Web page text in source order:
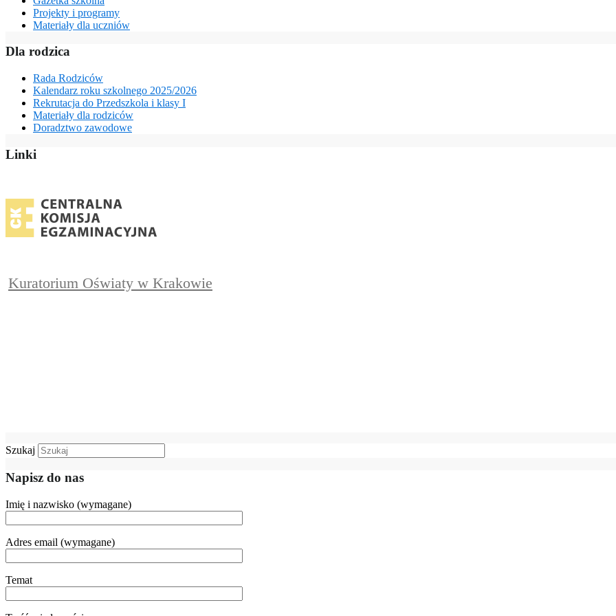
Projekty i programy
Materiały dla uczniów
Dla rodzica
Rada Rodziców
Kalendarz roku szkolnego 2025/2026
Rekrutacja do Przedszkola i klasy I
Materiały dla rodziców
Doradztwo zawodowe
Linki
Kuratorium Oświaty w Krakowie
Szukaj
Napisz do nas
Imię i nazwisko (wymagane)
Adres email (wymagane)
Temat